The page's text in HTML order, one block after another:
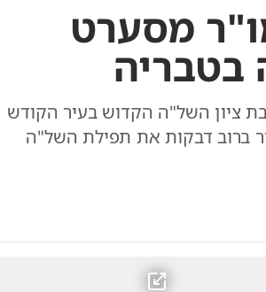
מסערט
בטבריה
ציון השל"ה הקדוש בעיר הקודש
ברוב דבקות את תפילת השל"ה